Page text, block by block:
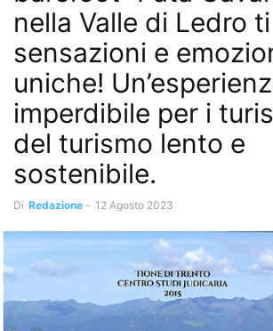
nella Valle di Ledro
sensazioni e
uniche!
imperdibile per i
del turismo lento e
sostenibile.
Di Redazione - 12 Agosto 2023